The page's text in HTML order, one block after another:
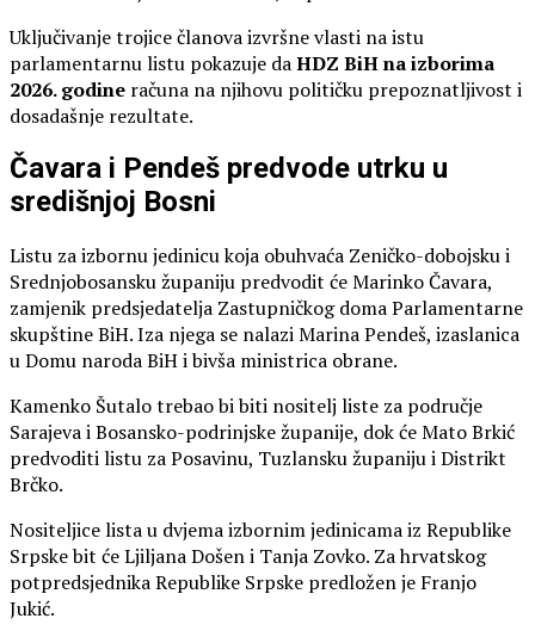
Uključivanje trojice članova izvršne vlasti na istu
parlamentarnu listu pokazuje daHDZ BiH na izborima
2026. godine računa na njihovu političku prepoznatljivost i
dosadašnje rezultate.
Čavara i Pendeš predvode utrku u
središnjoj Bosni
Listu za izbornu jedinicu koja obuhvaća Zeničko-dobojsku i
Srednjobosansku županiju predvodit će Marinko Čavara,
zamjenik predsjedatelja Zastupničkog doma Parlamentarne
skupštine BiH. Iza njega se nalazi Marina Pendeš, izaslanica
u Domu naroda BiH i bivša ministrica obrane.
Kamenko Šutalo trebao bi biti nositelj liste za područje
Sarajeva i Bosansko-podrinjske županije, dok će Mato Brkić
predvoditi listu za Posavinu, Tuzlansku županiju i Distrikt
Brčko.
Nositeljice lista u dvjema izbornim jedinicama iz Republike
Srpske bit će Ljiljana Došen i Tanja Zovko. Za hrvatskog
potpredsjednika Republike Srpske predložen je Franjo
Jukić.